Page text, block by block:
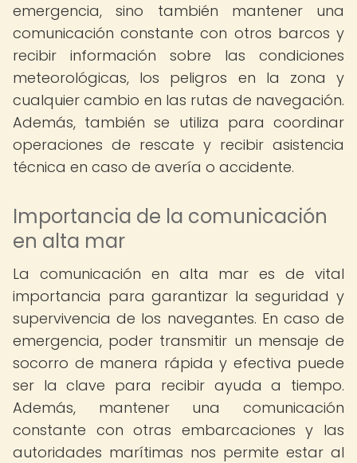
emergencia, sino también mantener una
comunicación constante con otros barcos y
recibir información sobre las condiciones
meteorológicas, los peligros en la zona y
cualquier cambio en las rutas de navegación.
Además, también se utiliza para coordinar
operaciones de rescate y recibir asistencia
técnica en caso de avería o accidente.
Importancia de la comunicación
en alta mar
La comunicación en alta mar es de vital
importancia para garantizar la seguridad y
supervivencia de los navegantes. En caso de
emergencia, poder transmitir un mensaje de
socorro de manera rápida y efectiva puede
ser la clave para recibir ayuda a tiempo.
Además, mantener una comunicación
constante con otras embarcaciones y las
autoridades marítimas nos permite estar al